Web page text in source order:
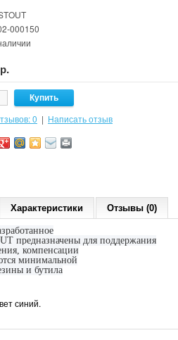
000150
0 | Написать отзыв
Характеристики Отзывы (0)
предназначены для поддержания
компенсации
минимальной
и бутила
синий.